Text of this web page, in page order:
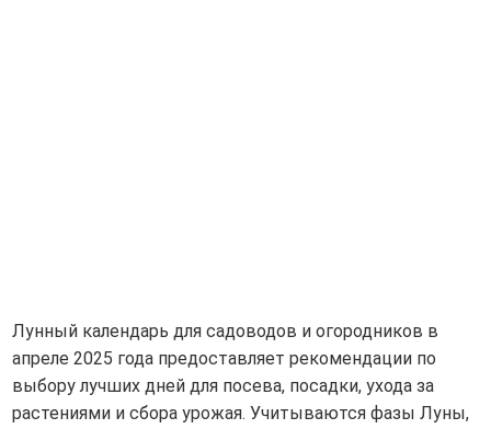
Лунный календарь для садоводов и огородников в
апреле 2025 года предоставляет рекомендации по
выбору лучших дней для посева, посадки, ухода за
растениями и сбора урожая. Учитываются фазы Луны,